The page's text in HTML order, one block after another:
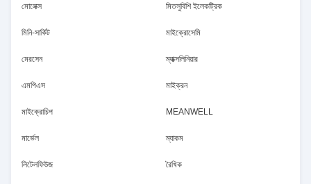
মোলেক্স মিতসুবিশি ইলেকট্রিক
মিনি-সার্কিট মাইক্রোসেমি
মেরসেন ম্যাক্সলিনিয়ার
এমপিএস মাইক্রন
মাইক্রোচিপ MEANWELL
মার্ভেল ম্যাকম
লিটেলফিউজ রৈখিক